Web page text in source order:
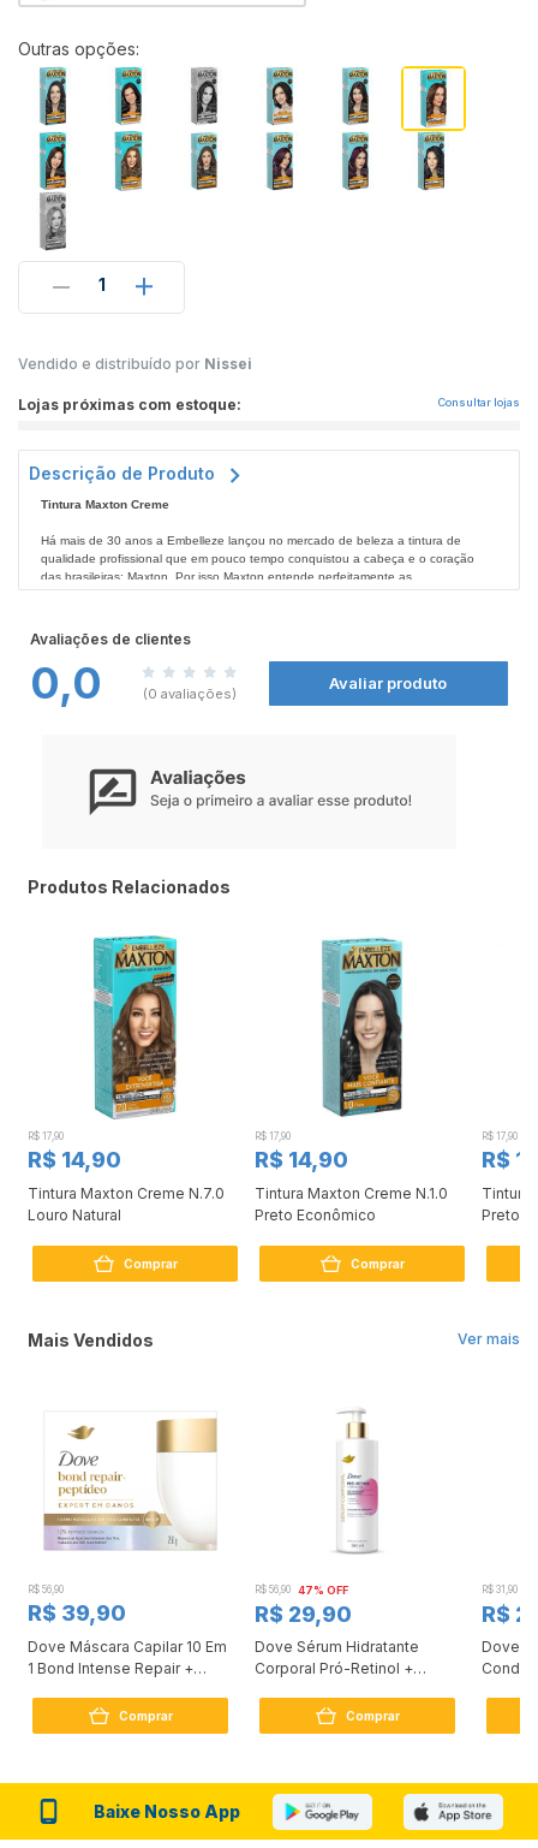
(PLR)
Outras opções:
1
Vendido e distribuído por Nissei
Lojas próximas com estoque: Consultar lojas
Descrição de Produto
Tintura Maxton Creme
Há mais de 30 anos a Embelleze lançou no mercado de beleza a tintura de
qualidade profissional que em pouco tempo conquistou a cabeça e o coração
das brasileiras: Maxton. Por isso Maxton entende perfeitamente as
transformações pelas quais as mulheres passam durante a vida.
para ser mais você.
-Com a Tecnologia MaxPlex você atinge o tom que deseja de forma ainda mais
segura.
-MaxPlex preserva a estrutura dos fios enquanto você pinta os cabelos,
Você encontrará o passo-a-passo e todas as informações necessárias para que
sua aplicação seja um sucesso no folheto de instruções.
Avaliações de clientes
0,0 (0 avaliações)
Avaliar produto
Produtos Relacionados
R$ 17,90
R$ 14,90
Tintura Maxton Creme N.7.0
Louro Natural
Comprar
R$ 17,90
R$ 14,90
Tintura Maxton Creme N.1.0
Preto Econômico
Comprar
R$ 17,90
R$
Tintura
Preto
Ver mais
Mais Vendidos
R$ 56,90
R$ 39,90
Dove Máscara Capilar 10 Em
1 Bond Intense Repair +
Comprar
R$ 56,90 47% OFF
R$ 29,90
Dove Sérum Hidratante
Corporal Pró-Retinol +
Comprar
R$ 31,90
R$
Dove
Baixe Nosso App